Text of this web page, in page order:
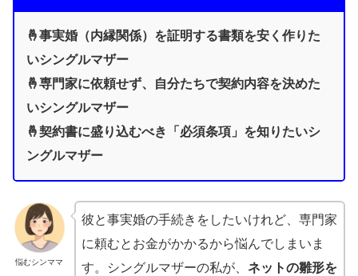
🤞事実婚（内縁関係）を証明する書類を安く作りた
いシングルマザー
🤞専門家に依頼せず、自分たちで契約内容を決めた
いシングルマザー
🤞契約書に盛り込むべき「必須条項」を知りたいシ
ングルマザー
悩むシンママ
彼と事実婚の手続きをしたいけれど、専門家
に頼むとお金がかかるから悩んでしまいま
す。シングルマザーの私が、 ネットの雛形を